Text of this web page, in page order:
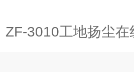
ZF-3010工地扬尘在